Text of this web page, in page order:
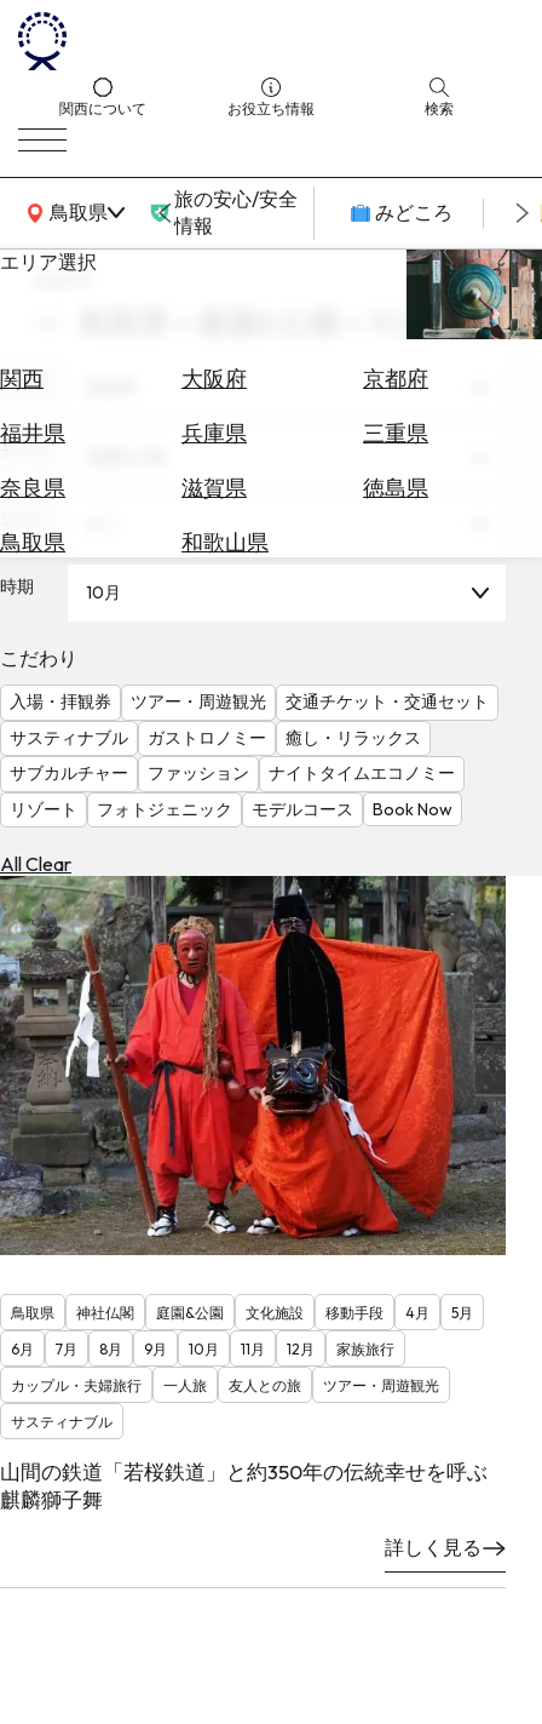
関西について お役立ち情報 検索
鳥取県
関西広域MAP
旅の安心/安全
情報
みどころ
エリア選択
関西 大阪府
京都府
福井県
兵庫県
三重県
奈良県
滋賀県
徳島県
鳥取県
和歌山県
エ
券
テ
を
調
べ
る
天
気
を
見
る
search
鳥取県 × 庭園&公園 × 10月
エリア
テーマ
時期 10月
こだわり
入場・拝観券 ツアー・周遊観光
交通チケット・交通セット
サスティナブル
ガストロノミー
癒し・リラックス
サブカルチャー
ファッション
ナイトタイムエコノミー
リゾート
フォトジェニック モデルコース Book Now
All Clear
鳥取県 神社仏閣 庭園&公園 文化施設 移動手段 4月
5月
6月
7月 8月 9月 10月 11月 12月
家族旅行
カップル・夫婦旅行
一人旅 友人との旅
ツアー・周遊観光
サスティナブル
山間の鉄道「若桜鉄道」と約350年の伝統幸せを呼ぶ
麒麟獅子舞
詳しく見る